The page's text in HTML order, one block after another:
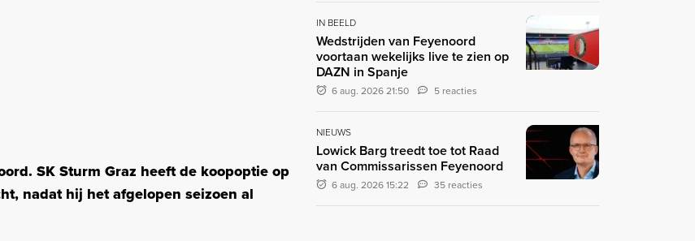
SK Sturm Graz heeft de koopoptie op
nadat hij het afgelopen seizoen al
IN BEELD
Wedstrijden van Feyenoord
voortaan wekelijks live te zien op
DAZN in Spanje
6 aug. 2026 21:50 5 reacties
NIEUWS
Lowick Barg treedt toe tot Raad
van Commissarissen Feyenoord
6 aug. 2026 15:22 35 reacties